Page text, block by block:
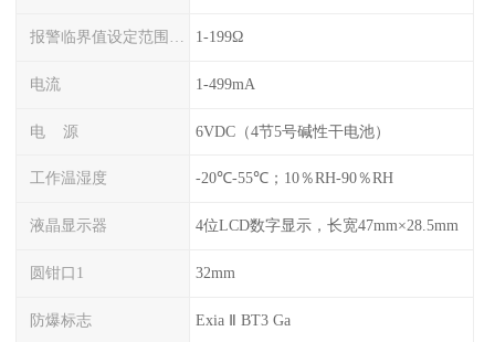
1-199Ω
电流 1-499mA
电 源 6VDC（4节5号碱性干电池）
工作温湿度 -20℃-55℃；10％RH-90％RH
液晶显示器 4位LCD数字显示，长宽47mm×28.5mm
圆钳口1 32mm
防爆标志 Exia Ⅱ BT3 Ga